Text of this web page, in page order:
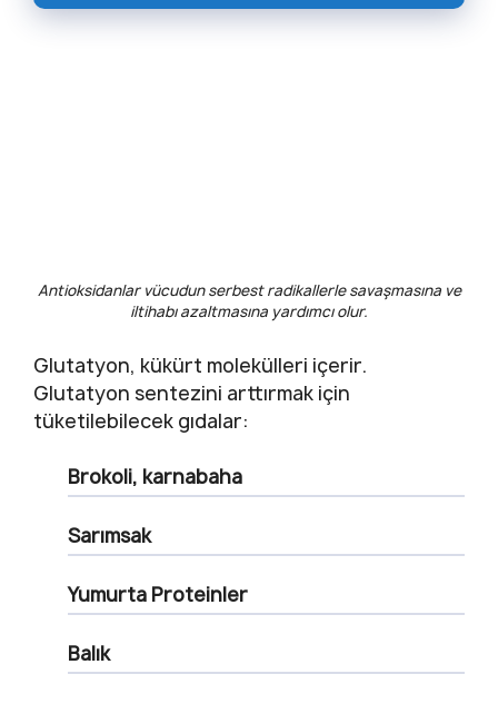
Antioksidanlar vücudun serbest radikallerle savaşmasına ve
iltihabı azaltmasına yardımcı olur.
Glutatyon, kükürt molekülleri içerir.
Glutatyon sentezini arttırmak için
tüketilebilecek gıdalar:
Brokoli, karnabaha
Sarımsak
Yumurta Proteinler
Balık